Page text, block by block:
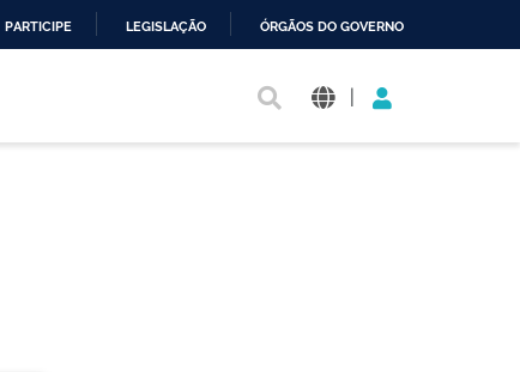
PARTICIPE LEGISLAÇÃO ÓRGÃOS DO GOVERNO
|